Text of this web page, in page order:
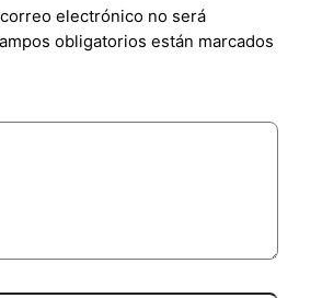
electrónico no será
obligatorios están marcados